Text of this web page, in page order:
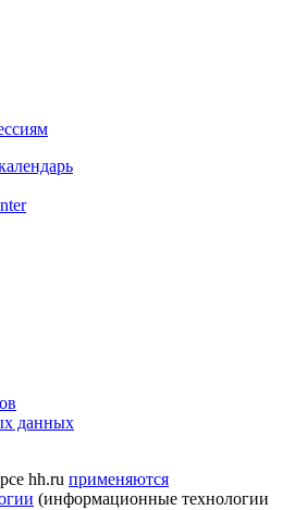
данных
hh.ru применяются
(информационные технологии